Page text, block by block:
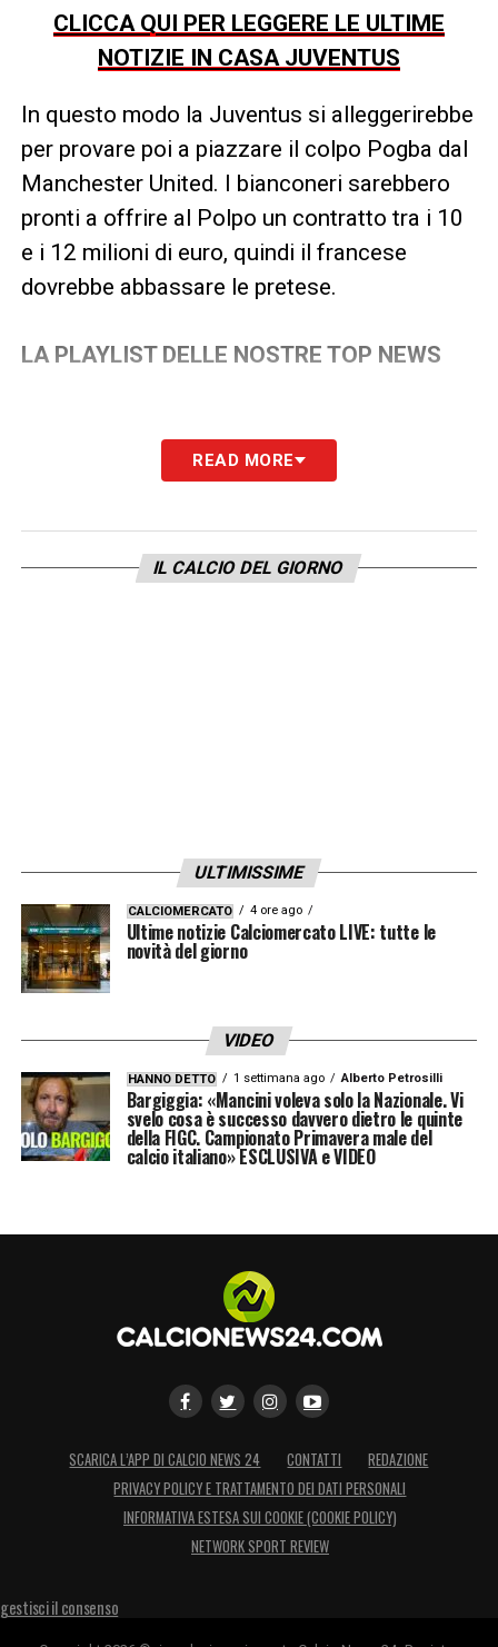
CLICCA QUI PER LEGGERE LE ULTIME
NOTIZIE IN CASA JUVENTUS
In questo modo la Juventus si alleggerirebbe
per provare poi a piazzare il colpo Pogba dal
Manchester United. I bianconeri sarebbero
pronti a offrire al Polpo un contratto tra i 10
e i 12 milioni di euro, quindi il francese
dovrebbe abbassare le pretese.
LA PLAYLIST DELLE NOSTRE TOP NEWS
READ MORE
IL CALCIO DEL GIORNO
ULTIMISSIME
CALCIOMERCATO 4 ore ago
Ultime notizie Calciomercato LIVE: tutte le
novità del giorno
VIDEO
HANNO DETTO 1 settimana ago Alberto Petrosilli
Bargiggia: «Mancini voleva solo la Nazionale. Vi
svelo cosa è successo davvero dietro le quinte
della FIGC. Campionato Primavera male del
calcio italiano» ESCLUSIVA e VIDEO
SCARICA L’APP DI CALCIO NEWS 24 CONTATTI
REDAZIONE
PRIVACY POLICY E TRATTAMENTO DEI DATI PERSONALI
INFORMATIVA ESTESA SUI COOKIE (COOKIE POLICY)
NETWORK SPORT REVIEW
gestisci il consenso